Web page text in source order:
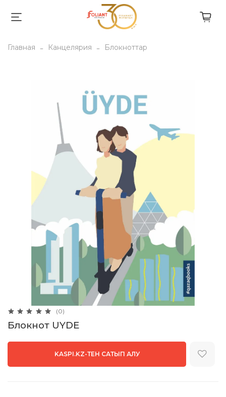
Главная Канцелярия Блокноттар
(0)
Блокнот UYDE
KASPI.KZ-ТЕН САТЫП АЛУ